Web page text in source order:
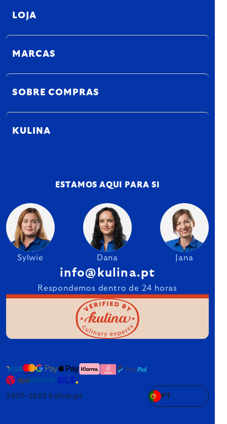
LOJA
MARCAS
SOBRE COMPRAS
KULINA
ESTAMOS AQUI PARA SI
Sylwie Dana Jana
info@kulina.pt
Respondemos dentro de 24 horas
2007–2025 Kulina.pt PT